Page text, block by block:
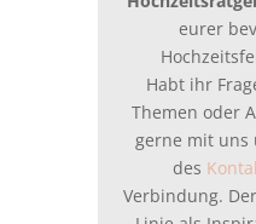
eurer
Habt ihr
Themen oder
gerne mit uns
des
Verbindung.